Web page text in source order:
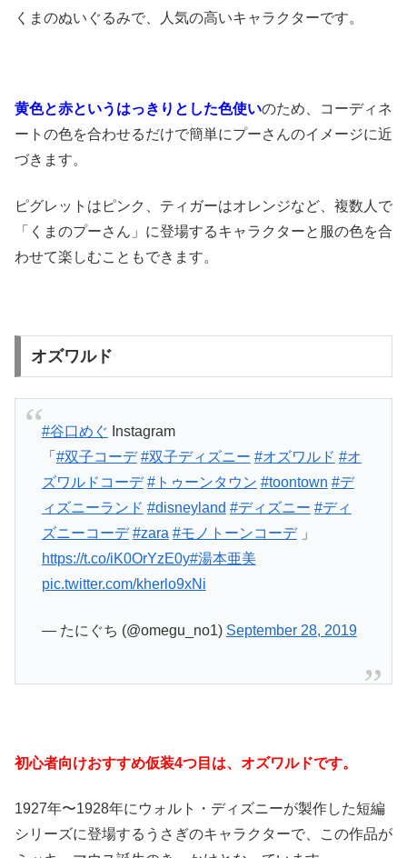
くまのぬいぐるみで、人気の高いキャラクターです。
黄色と赤というはっきりとした色使いのため、コーディネ
ートの色を合わせるだけで簡単にプーさんのイメージに近
づきます。
ピグレットはピンク、ティガーはオレンジなど、複数人で
「くまのプーさん」に登場するキャラクターと服の色を合
わせて楽しむこともできます。
オズワルド
#谷口めぐ Instagram
「 #双子コーデ #双子ディズニー #オズワルド #オ
ズワルドコーデ #トゥーンタウン #toontown #デ
ィズニーランド #disneyland #ディズニー #ディ
ズニーコーデ #zara #モノトーンコーデ」
https://t.co/iK0OrYzE0y#湯本亜美
pic.twitter.com/kherlo9xNi
— たにぐち (@omegu_no1) September 28, 2019
初心者向けおすすめ仮装4つ目は、オズワルドです。
1927年〜1928年にウォルト・ディズニーが製作した短編
シリーズに登場するうさぎのキャラクターで、この作品が